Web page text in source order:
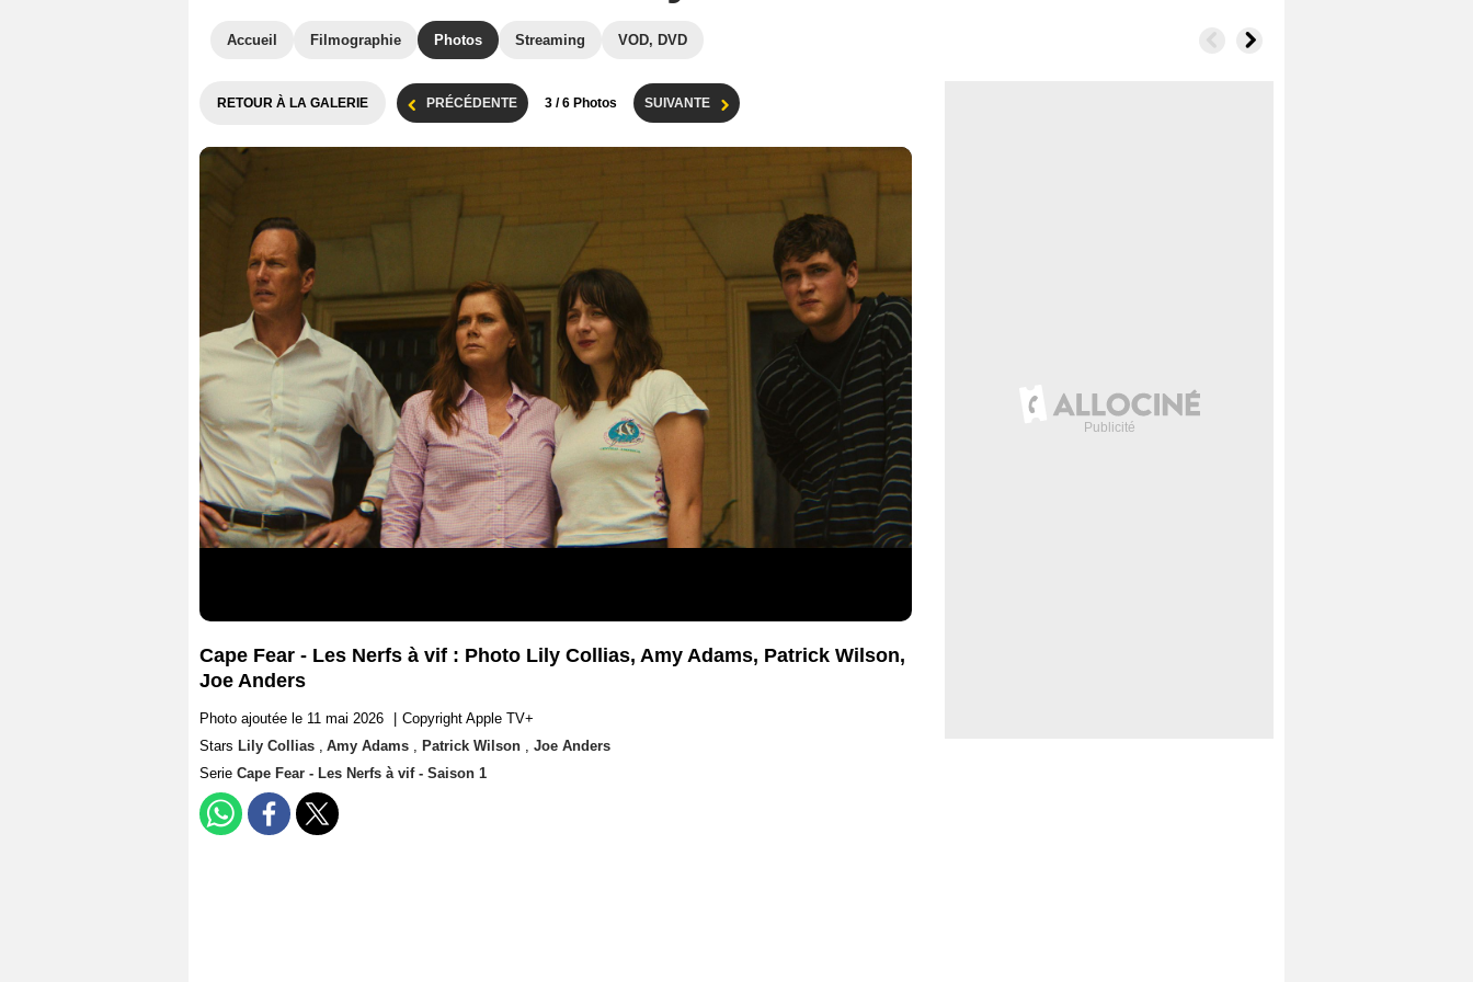
Accueil Filmographie Photos Streaming VOD, DVD
RETOUR À LA GALERIE PRÉCÉDENTE 3 / 6 Photos SUIVANTE
Cape Fear - Les Nerfs à vif : Photo Lily Collias, Amy Adams, Patrick Wilson,
Joe Anders
Photo ajoutée le 11 mai 2026
Copyright Apple TV+
Stars Lily Collias , Amy Adams , Patrick Wilson , Joe Anders
Serie Cape Fear - Les Nerfs à vif - Saison 1